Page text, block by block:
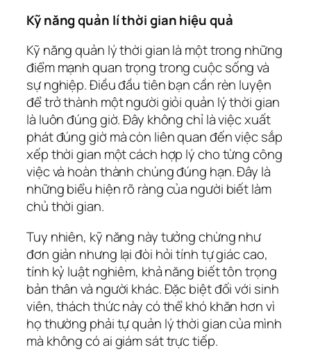
Kỹ năng quản lí thời gian hiệu quả
Kỹ năng quản lý thời gian là một trong những
điểm mạnh quan trọng trong cuộc sống và
sự nghiệp. Điều đầu tiên bạn cần rèn luyện
để trở thành một người giỏi quản lý thời gian
là luôn đúng giờ. Đây không chỉ là việc xuất
phát đúng giờ mà còn liên quan đến việc sắp
xếp thời gian một cách hợp lý cho từng công
việc và hoàn thành chúng đúng hạn. Đây là
những biểu hiện rõ ràng của người biết làm
chủ thời gian.
Tuy nhiên, kỹ năng này tưởng chừng như
đơn giản nhưng lại đòi hỏi tính tự giác cao,
tính kỷ luật nghiêm, khả năng biết tôn trọng
bản thân và người khác. Đặc biệt đối với sinh
viên, thách thức này có thể khó khăn hơn vì
họ thường phải tự quản lý thời gian của mình
mà không có ai giám sát trực tiếp.